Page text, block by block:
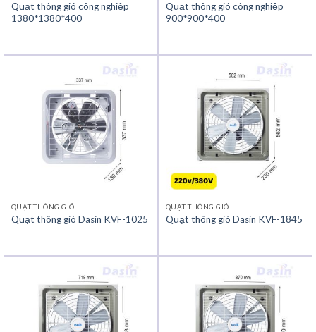
Quạt thông gió công nghiệp
1380*1380*400
Quạt thông gió công nghiệp
900*900*400
QUẠT THÔNG GIÓ
Quạt thông gió Dasin KVF-1025
QUẠT THÔNG GIÓ
Quạt thông gió Dasin KVF-1845